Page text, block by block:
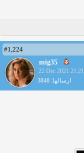
#1,224
mig35
22 Dec 2021 21:21
ارسالها: 3848